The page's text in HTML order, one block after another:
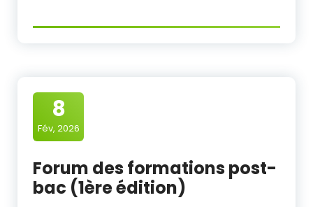
8
Fév, 2026
Forum des formations post-
bac (1ère édition)